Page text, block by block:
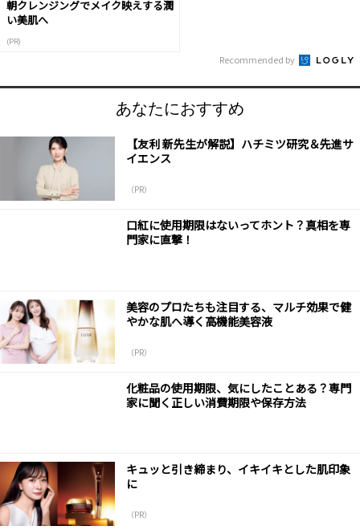
朝クレンジングでメイク映えする潤
い美肌へ
(PR)
Recommended by
あなたにおすすめ
【友利 新先生が解説】ハチミツ研究＆先進サ
イエンス
（PR）
口紅に使用期限はないってホント？真相を専
門家に直撃！
美容のプロたちも注目する、マルチ効果で健
やかな肌へ導く高機能美容液
（PR）
化粧品の使用期限、気にしたことある？専門
家に聞く正しい消費期限や保存方法
キュッと引き締まり、イキイキとした肌印象
に
（PR）